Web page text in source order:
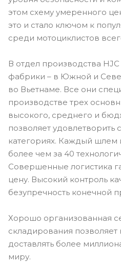
этом схему умеренного
это и стало ключом к
среди мотоциклистов
В отдел производства
фабрики – в Южной и
во Вьетнаме. Все они
производстве трех
высокого, среднего и
позволяет
категориях. Каждый шлем
более чем за 40
Совершенные логистика
цену. Высокий контроль
безупречность конечной
Хорошо организованная
складирования позволяет
доставлять более
миру.